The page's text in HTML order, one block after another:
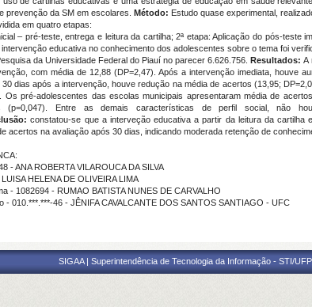
prevenção da SM em escolares.Método: Estudo quase experimental,
em quatro etapas:
– pré-teste, entrega e leitura da cartilha; 2ª etapa: Aplicação do pós-
educativa no conhecimento dos adolescentes sobre o tema foi
da Universidade Federal do Piauí no parecer 6.626.756.Resultados: A
com média de 12,88 (DP=2,47). Após a intervenção imediata, houve
dias após a intervenção, houve redução na média de acertos (13,95;
Os pré-adolescentes das escolas municipais apresentaram média de
(p=0,047). Entre as demais características de perfil social, não
constatou-se que a interveção educativa a partir da leitura da cartilha
acertos na avaliação após 30 dias, indicando moderada retenção de
- ANA ROBERTA VILAROUCA DA SILVA
HELENA DE OLIVEIRA LIMA
- 1082694 - RUMAO BATISTA NUNES DE CARVALHO
- 010.***.***-46 - JÊNIFA CAVALCANTE DOS SANTOS SANTIAGO - UFC
SIGAA | Superintendência de Tecnologia da Informação - STI/